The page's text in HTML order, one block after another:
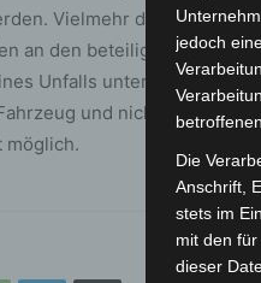
Vielmehr dienen sie
an den beteiligten
Unfalls unterstützen,
und nicht über
möglich.
jedoch
Die
Anschrift,
stets im
mit den
dieser